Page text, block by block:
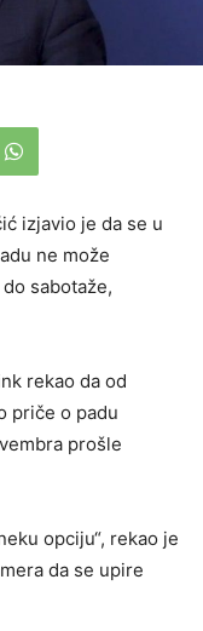
izjavio je da se u
ne može
sabotaže,
rekao da od
priče o padu
prošle
opciju“, rekao je
da se upire